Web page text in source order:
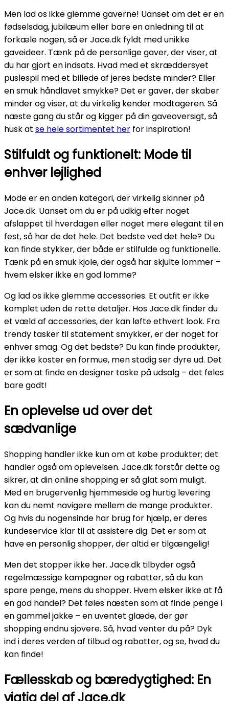
Men lad os ikke glemme gaverne! Uanset om det er en
fødselsdag, jubilæum eller bare en anledning til at
forkæle nogen, så er Jace.dk fyldt med unikke
gaveideer. Tænk på de personlige gaver, der viser, at
du har gjort en indsats. Hvad med et skræddersyet
puslespil med et billede af jeres bedste minder? Eller
en smuk håndlavet smykke? Det er gaver, der skaber
minder og viser, at du virkelig kender modtageren. Så
næste gang du står og kigger på din gaveoversigt, så
husk at se hele sortimentet her for inspiration!
Stilfuldt og funktionelt: Mode til
enhver lejlighed
Mode er en anden kategori, der virkelig skinner på
Jace.dk. Uanset om du er på udkig efter noget
afslappet til hverdagen eller noget mere elegant til en
fest, så har de det hele. Det bedste ved det hele? Du
kan finde stykker, der både er stilfulde og funktionelle.
Tænk på en smuk kjole, der også har skjulte lommer –
hvem elsker ikke en god lomme?
Og lad os ikke glemme accessories. Et outfit er ikke
komplet uden de rette detaljer. Hos Jace.dk finder du
et væld af accessories, der kan løfte ethvert look. Fra
trendy tasker til statement smykker, er der noget for
enhver smag. Og det bedste? Du kan finde produkter,
der ikke koster en formue, men stadig ser dyre ud. Det
er som at finde en designer taske på udsalg – det føles
bare godt!
En oplevelse ud over det
sædvanlige
Shopping handler ikke kun om at købe produkter; det
handler også om oplevelsen. Jace.dk forstår dette og
sikrer, at din online shopping er så glat som muligt.
Med en brugervenlig hjemmeside og hurtig levering
kan du nemt navigere mellem de mange produkter.
Og hvis du nogensinde har brug for hjælp, er deres
kundeservice klar til at assistere dig. Det er som at
have en personlig shopper, der altid er tilgængelig!
Men det stopper ikke her. Jace.dk tilbyder også
regelmæssige kampagner og rabatter, så du kan
spare penge, mens du shopper. Hvem elsker ikke at få
en god handel? Det føles næsten som at finde penge i
en gammel jakke – en uventet glæde, der gør
shopping endnu sjovere. Så, hvad venter du på? Dyk
ind i deres verden af tilbud og rabatter, og se, hvad du
kan finde!
Fællesskab og bæredygtighed: En
vigtig del af Jace.dk